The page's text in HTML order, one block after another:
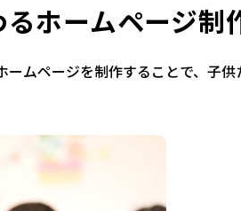
ホームページ制
ムページを制作することで、子